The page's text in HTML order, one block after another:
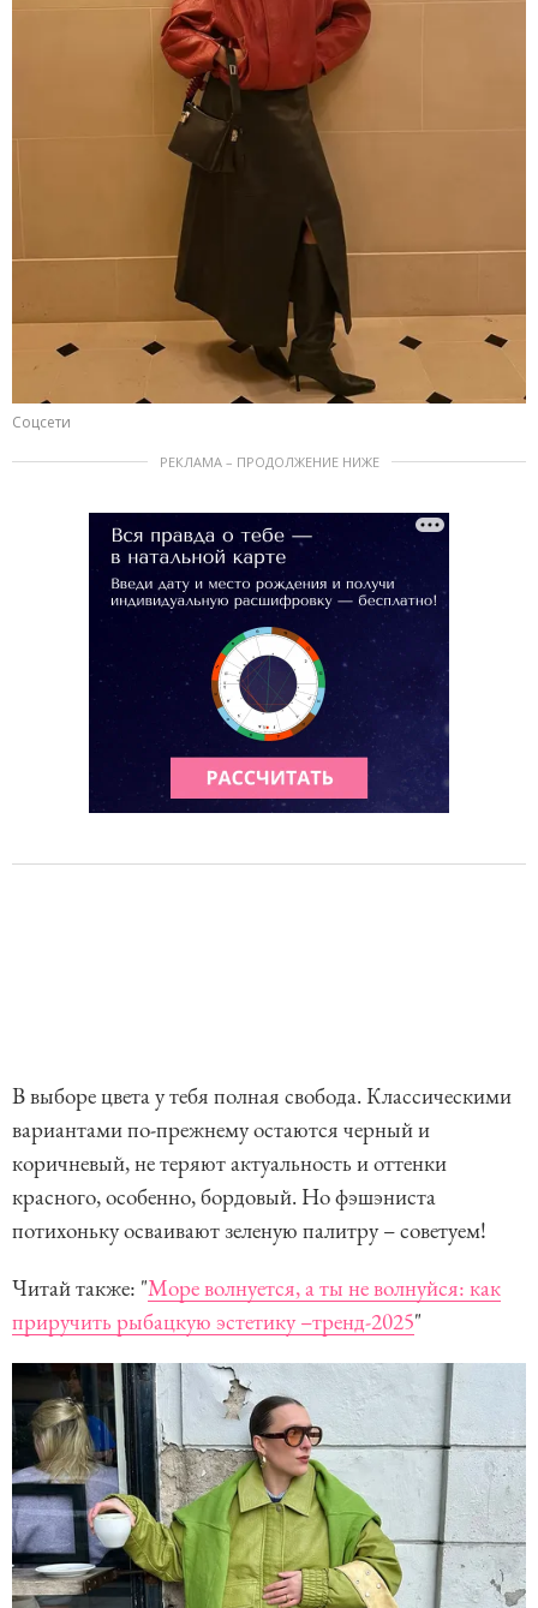
Соцсети
РЕКЛАМА – ПРОДОЛЖЕНИЕ НИЖЕ
В выборе цвета у тебя полная свобода. Классическими
вариантами по-прежнему остаются черный и
коричневый, не теряют актуальность и оттенки
красного, особенно, бордовый. Но фэшэниста
потихоньку осваивают зеленую палитру – советуем!
Читай также: "Море волнуется, а ты не волнуйся: как
приручить рыбацкую эстетику –тренд-2025"